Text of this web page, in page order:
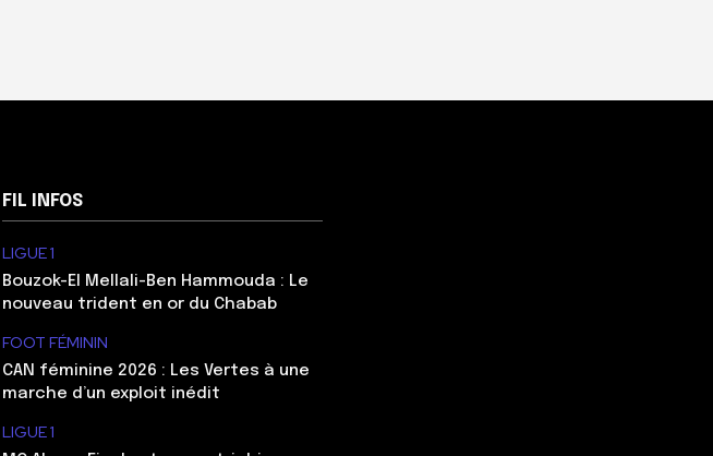
FIL INFOS
LIGUE 1
Bouzok-El Mellali-Ben Hammouda : Le
nouveau trident en or du Chabab
FOOT FÉMININ
CAN féminine 2026 : Les Vertes à une
marche d’un exploit inédit
LIGUE 1